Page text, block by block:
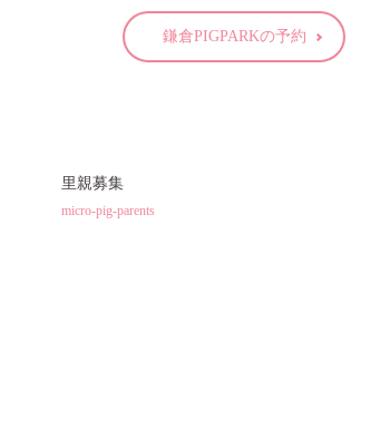
里親募集
micro-pig-parents
鎌倉PIGPARKの予約